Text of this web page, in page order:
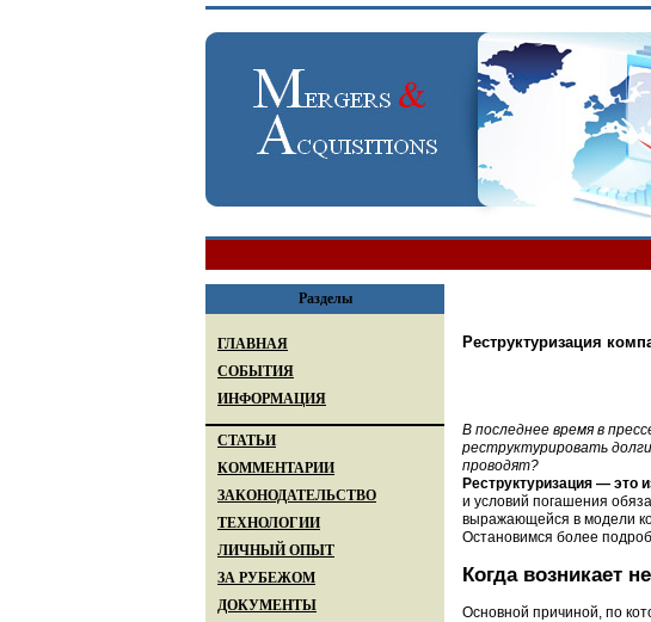
Разделы
ГЛАВНАЯ
СОБЫТИЯ
ИНФОРМАЦИЯ
СТАТЬИ
КОММЕНТАРИИ
ЗАКОНОДАТЕЛЬСТВО
ТЕХНОЛОГИИ
ЛИЧНЫЙ ОПЫТ
ЗА РУБЕЖОМ
ДОКУМЕНТЫ
Реструктуризация
В последнее время в
реструктурировать
проводят?
Реструктуризация — это
и условий погашения
выражающейся в модели
Остановимся более
Когда возникает
Основной причиной, по